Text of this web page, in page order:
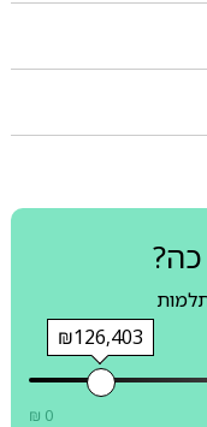
₪126,403
₪ 0